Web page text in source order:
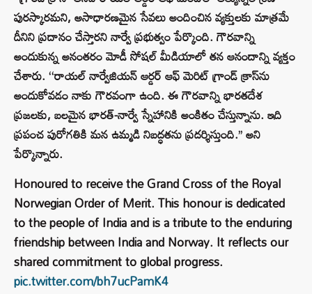
పురస్కారమని, అసాధారణమైన సేవలు అందించిన వ్యక్తులకు మాత్రమే
దీనిని ప్రదానం చేస్తారని నార్వే ప్రభుత్వం పేర్కొంది. గౌరవాన్ని
అందుకున్న అనంతరం మోడీ సోషల్ మీడియాలో తన ఆనందాన్ని వ్యక్తం
చేశారు. ‘‘రాయల్ నార్వేజియన్ ఆర్డర్ ఆఫ్ మెరిట్ గ్రాండ్ క్రాస్‌ను
అందుకోవడం నాకు గౌరవంగా ఉంది. ఈ గౌరవాన్ని భారతదేశ
ప్రజలకు, బలమైన భారత్-నార్వే స్నేహానికి అంకితం చేస్తున్నాను. ఇది
ప్రపంచ పురోగతికి మన ఉమ్మడి నిబద్ధతను ప్రదర్శిస్తుంది.’’ అని
పేర్కొన్నారు.
Honoured to receive the Grand Cross of the Royal
Norwegian Order of Merit. This honour is dedicated
to the people of India and is a tribute to the enduring
friendship between India and Norway. It reflects our
shared commitment to global progress.
pic.twitter.com/bh7ucPamK4